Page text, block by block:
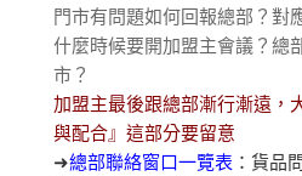
門市有問題如何回報總部？對
什麼時候要開加盟主會議？總
市？
加盟主最後跟總部漸行漸遠，
與配合』這部分要留意
➜總部聯絡窗口一覽表 ：貨品